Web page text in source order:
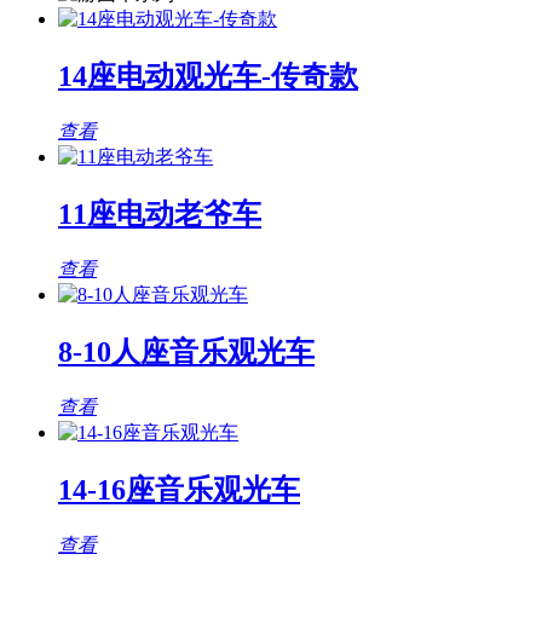
14座电动观光车-传奇款
查看
11座电动老爷车
查看
8-10人座音乐观光车
查看
14-16座音乐观光车
查看